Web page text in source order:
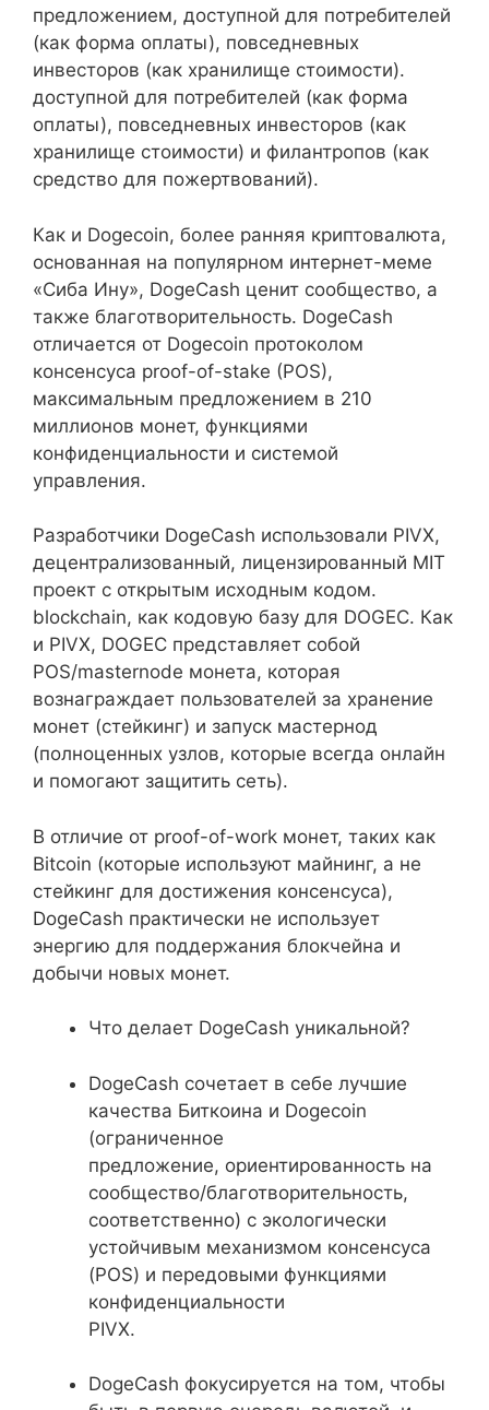
предложением, доступной для потребителей
(как форма оплаты), повседневных
инвесторов (как хранилище стоимости).
доступной для потребителей (как форма
оплаты), повседневных инвесторов (как
хранилище стоимости) и филантропов (как
средство для пожертвований).
Как и Dogecoin, более ранняя криптовалюта,
основанная на популярном интернет-меме
«Сиба Ину», DogeCash ценит сообщество, а
также благотворительность. DogeCash
отличается от Dogecoin протоколом
консенсуса proof-of-stake (POS),
максимальным предложением в 210
миллионов монет, функциями
конфиденциальности и системой
управления.
Разработчики DogeCash использовали PIVX,
децентрализованный, лицензированный MIT
проект с открытым исходным кодом.
blockchain, как кодовую базу для DOGEC. Как
и PIVX, DOGEC представляет собой
POS/masternode монета, которая
вознаграждает пользователей за хранение
монет (стейкинг) и запуск мастернод
(полноценных узлов, которые всегда онлайн
и помогают защитить сеть).
В отличие от proof-of-work монет, таких как
Bitcoin (которые используют майнинг, а не
стейкинг для достижения консенсуса),
DogeCash практически не использует
энергию для поддержания блокчейна и
добычи новых монет.
Что делает DogeCash уникальной?
DogeCash сочетает в себе лучшие
качества Биткоина и Dogecoin
(ограниченное
предложение, ориентированность на
сообщество/благотворительность,
соответственно) с экологически
устойчивым механизмом консенсуса
(POS) и передовыми функциями
конфиденциальности
PIVX.
DogeCash фокусируется на том, чтобы